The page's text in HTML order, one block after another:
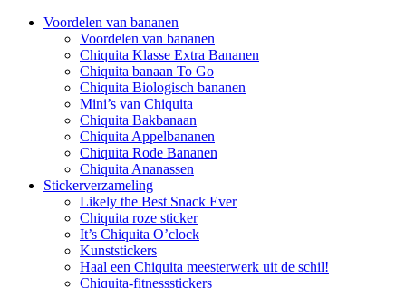
Voordelen van bananen
Voordelen van bananen
Chiquita Klasse Extra Bananen
Chiquita banaan To Go
Chiquita Biologisch bananen
Mini’s van Chiquita
Chiquita Bakbanaan
Chiquita Appelbananen
Chiquita Rode Bananen
Chiquita Ananassen
Stickerverzameling
Likely the Best Snack Ever
Chiquita roze sticker
It’s Chiquita O’clock
Kunststickers
Haal een Chiquita meesterwerk uit de schil!
Chiquita-fitnessstickers